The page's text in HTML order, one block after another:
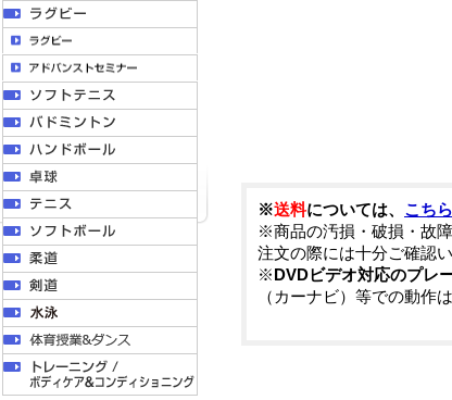
※送料については、 こちら
※商品の汚損・破損・故
注文の際には十分ご確認
※DVDビデオ対応のプレ
（カーナビ）等での動作